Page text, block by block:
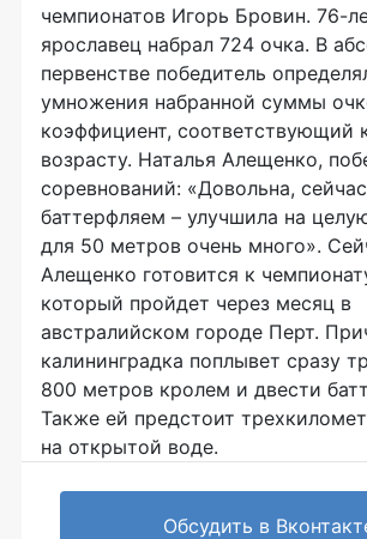
чемпионатов Игорь Бровин. 76-
ярославец набрал 724 очка. В
первенстве победитель
умножения набранной суммы
коэффициент, соответствующий
возрасту. Наталья Алещенко,
соревнований: «Довольна,
баттерфляем – улучшила на
для 50 метров очень много».
Алещенко готовится к
который пройдет через месяц в
австралийском городе Перт.
калининградка поплывет сразу
800 метров кролем и двести
Также ей предстоит
на открытой воде.
Обсудить в